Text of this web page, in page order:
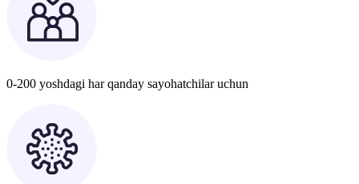
0-200 yoshdagi har qanday sayohatchilar uchun